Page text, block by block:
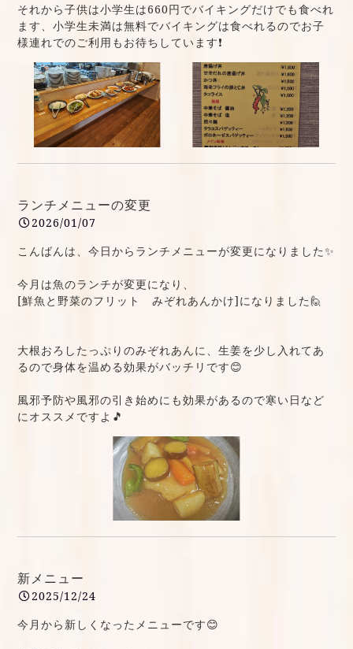
それから子供は小学生は660円でバイキングだけでも食べれ
ます、小学生未満は無料でバイキングは食べれるのでお子
様連れでのご利用もお待ちしています❗️
ランチメニューの変更
2026/01/07
こんばんは、今日からランチメニューが変更になりました✨
今月は魚のランチが変更になり、
[鮮魚と野菜のフリット みぞれあんかけ]になりました🙋
大根おろしたっぷりのみぞれあんに、生姜を少し入れてあ
るので身体を温める効果がバッチリです😊
風邪予防や風邪の引き始めにも効果があるので寒い日など
にオススメですよ🎵
新メニュー
2025/12/24
今月から新しくなったメニューです😊